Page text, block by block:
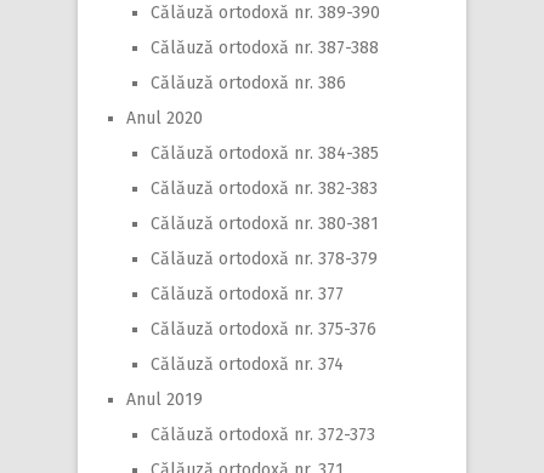
Călăuză ortodoxă nr. 389-390
Călăuză ortodoxă nr. 387-388
Călăuză ortodoxă nr. 386
Anul 2020
Călăuză ortodoxă nr. 384-385
Călăuză ortodoxă nr. 382-383
Călăuză ortodoxă nr. 380-381
Călăuză ortodoxă nr. 378-379
Călăuză ortodoxă nr. 377
Călăuză ortodoxă nr. 375-376
Călăuză ortodoxă nr. 374
Anul 2019
Călăuză ortodoxă nr. 372-373